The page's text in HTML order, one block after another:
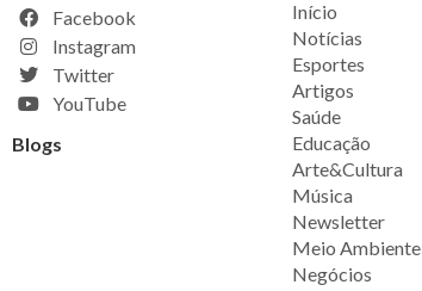
Facebook
Instagram
Twitter
YouTube
Blogs
Início
Notícias
Esportes
Artigos
Saúde
Educação
Arte&Cultura
Música
Newsletter
Meio Ambiente
Negócios